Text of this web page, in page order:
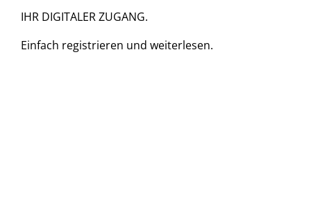
IHR DIGITALER ZUGANG.
Einfach registrieren und weiterlesen.